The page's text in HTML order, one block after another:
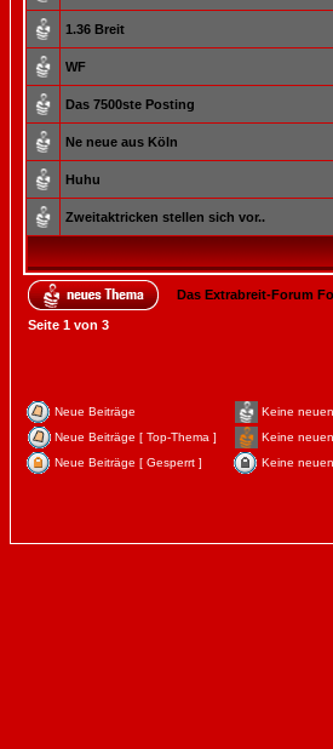
1.36 Breit
WF
Das 7500ste Posting
Ne neue aus Köln
Huhu
Zweitaktricken stellen sich vor..
Das Extrabreit-Forum
Seite 1 von 3
Neue Beiträge Keine
Neue Beiträge [ Top-Thema ]
Keine
Neue Beiträge [ Gesperrt ]
Keine